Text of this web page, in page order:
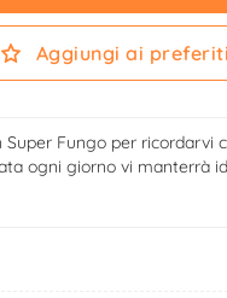
Aggiungi ai preferiti
Super Fungo per ricordarvi
ogni giorno vi manterrà